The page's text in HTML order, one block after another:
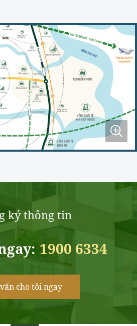
ký thông tin
1900 6334
cho tôi ngay